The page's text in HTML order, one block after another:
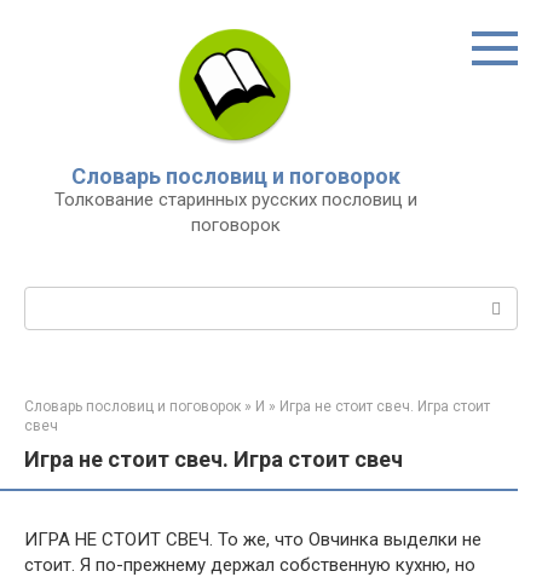
Словарь пословиц и поговорок
Толкование старинных русских пословиц и
поговорок
Словарь пословиц и поговорок » И » Игра не стоит свеч. Игра стоит
свеч
Игра не стоит свеч. Игра стоит свеч
ИГРА НЕ СТОИТ СВЕЧ. То же, что Овчинка выделки не
стоит. Я по-прежнему держал собственную кухню, но